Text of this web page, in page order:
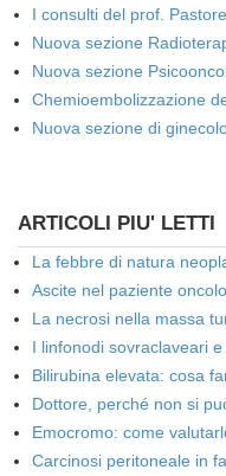
I consulti del prof.
Nuova sezione
Nuova sezione
Chemioembolizzazione
Nuova sezione di
ARTICOLI PIU' LETTI
La febbre di natura
Ascite nel paziente
La necrosi nella massa
I linfonodi sovraclaveari
Bilirubina elevata: cosa
Dottore, perché non si
Emocromo: come
Carcinosi peritoneale in